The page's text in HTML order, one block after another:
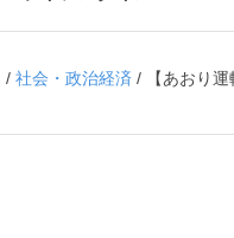
/ 社会・政治経済 / 【あおり